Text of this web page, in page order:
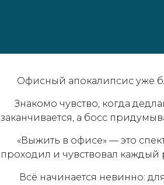
Офисный апокалипсис уже
Знакомо чувство, когда
заканчивается, а босс
«Выжить в офисе» — это
проходил и чувствовал
Всё начинается невинно: для